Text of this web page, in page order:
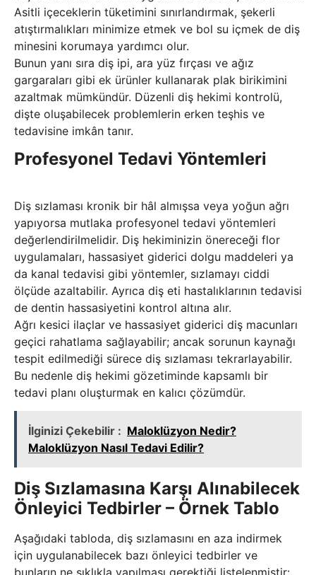
Asitli içeceklerin tüketimini sınırlandırmak, şekerli
atıştırmalıkları minimize etmek ve bol su içmek de diş
minesini korumaya yardımcı olur.
Bunun yanı sıra diş ipi, ara yüz fırçası ve ağız
gargaraları gibi ek ürünler kullanarak plak birikimini
azaltmak mümkündür. Düzenli diş hekimi kontrolü,
dişte oluşabilecek problemlerin erken teşhis ve
tedavisine imkân tanır.
Profesyonel Tedavi Yöntemleri
Diş sızlaması kronik bir hâl almışsa veya yoğun ağrı
yapıyorsa mutlaka profesyonel tedavi yöntemleri
değerlendirilmelidir. Diş hekiminizin önereceği flor
uygulamaları, hassasiyet giderici dolgu maddeleri ya
da kanal tedavisi gibi yöntemler, sızlamayı ciddi
ölçüde azaltabilir. Ayrıca diş eti hastalıklarının tedavisi
de dentin hassasiyetini kontrol altına alır.
Ağrı kesici ilaçlar ve hassasiyet giderici diş macunları
geçici rahatlama sağlayabilir; ancak sorunun kaynağı
tespit edilmediği sürece diş sızlaması tekrarlayabilir.
Bu nedenle diş hekimi gözetiminde kapsamlı bir
tedavi planı oluşturmak en kalıcı çözümdür.
İlginizi Çekebilir : Maloklüzyon Nedir?
Maloklüzyon Nasıl Tedavi Edilir?
Diş Sızlamasına Karşı Alınabilecek
Önleyici Tedbirler – Örnek Tablo
Aşağıdaki tabloda, diş sızlamasını en aza indirmek
için uygulanabilecek bazı önleyici tedbirler ve